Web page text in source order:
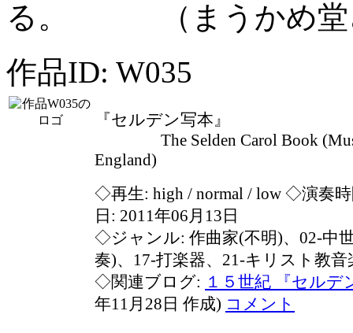
る。 （まうかめ堂
作品ID: W035
『セルデン写本』
The Selden Carol Book
England)
◇再生: high / normal / low ◇演奏時
日: 2011年06月13日
◇ジャンル: 作曲家(不明)、02-中
奏)、17-打楽器、21-キリスト教音
◇関連ブログ: １５世紀 『セルデ
年11月28日 作成) コメント